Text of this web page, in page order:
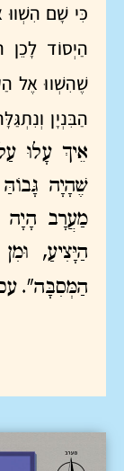
כִּי שָׁם
הַיְסוֹד
שֶׁהִשְׁווּ אֶל
הַבִּנְיָן
אֵיךְ עָלוּ
שֶׁהָיָה
מַעֲרָב הָיָה
הַיָּצִיעַ,
הַמְּסִבָּה".